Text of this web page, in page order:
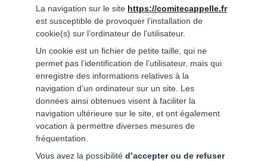
La navigation sur le site https://comitecappelle.fr
est susceptible de provoquer l’installation de
cookie(s) sur l’ordinateur de l’utilisateur.
Un cookie est un fichier de petite taille, qui ne
permet pas l’identification de l’utilisateur, mais qui
enregistre des informations relatives à la
navigation d’un ordinateur sur un site. Les
données ainsi obtenues visent à faciliter la
navigation ultérieure sur le site, et ont également
vocation à permettre diverses mesures de
fréquentation.
Vous avez la possibilité d’accepter ou de refuser